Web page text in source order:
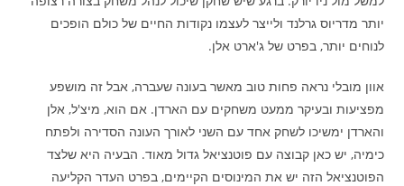
יותר מדריוס גרלנד ולייצר לעצמו נקודות החיים של כולם הופכים
לנוחים יותר, בפרט של ג'ארט אלן.
אוון מובלי נראה פחות טוב מאשר בעונה שעברה, אבל זה מושפע
מפציעות ובעיקר ממעט משחקים עם הארדן. אם הוא, מיצ'ל, אלן
והארדן ימשיכו לשחק אחד עם השני לאורך העונה הסדירה ולפתח
כימיה, יש כאן קבוצה עם פוטנציאל גדול מאוד. הבעיה היא שלצד
הפוטנציאל הזה יש את המינוסים הקיימים, בפרט העדר הקליעה